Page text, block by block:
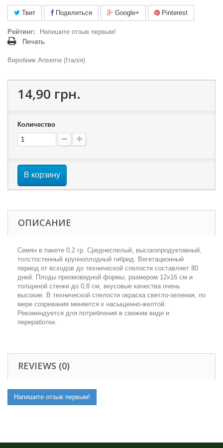
Твит Поделиться Google+ Pinterest
Рейтинг:
Напишите отзыв первым!
Печать
Виробник Anseme (Італія)
14,90 грн.
Количество
В корзину
ОПИСАНИЕ
Семян в пакете 0,2 гр. Среднеспелый, высокопродуктивный,
толстостенный крупноплодный гибрид. Вегетационный
период от всходов до технической спелости составляет 80
дней. Плоды призмовидной формы, размером 12х16 см и
толщиной стенки до 0,8 см, вкусовые качества очень
высокие. В технической спелости окраска светло-зеленая, по
мере созревания меняется к насыщенно-желтой.
Рекомендуется для потребления в свежем виде и
переработки.
REVIEWS (0)
Напишите отзыв первым!